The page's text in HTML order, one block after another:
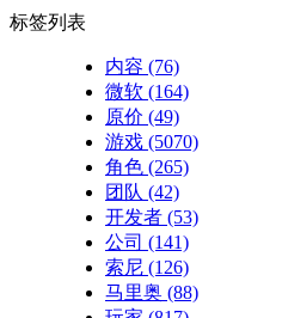
标签列表
内容 (76)
微软 (164)
原价 (49)
游戏 (5070)
角色 (265)
团队 (42)
开发者 (53)
公司 (141)
索尼 (126)
马里奥 (88)